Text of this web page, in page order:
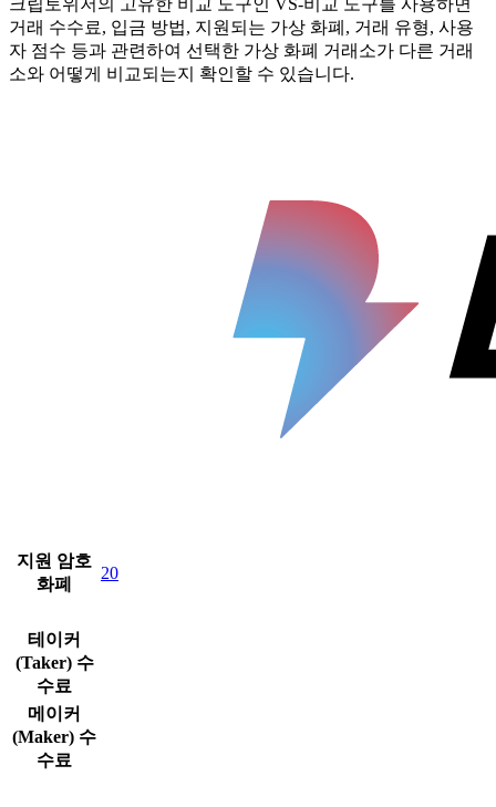
거래 수수료, 입금 방법, 지원되는 가상 화폐, 거래 유형, 사용
자 점수 등과 관련하여 선택한 가상 화폐 거래소가 다른 거래
소와 어떻게 비교되는지 확인할 수 있습니다.
지원 암호
화폐
20
테이커
(Taker) 수
수료
메이커
(Maker) 수
수료